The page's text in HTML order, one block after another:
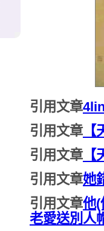
引用文章
引用文章
引用文章
引用文章她
引用文章他(
老愛送別人